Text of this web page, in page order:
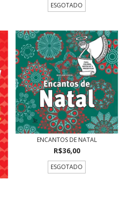
ESGOTADO
ENCANTOS DE NATAL
R$36,00
ESGOTADO